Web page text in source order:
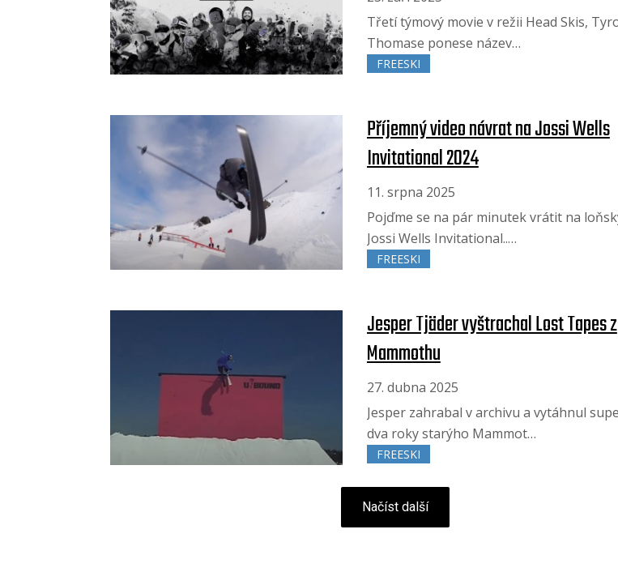
Třetí týmový movie v režii Head Skis,
Thomase ponese název…
FREESKI
Příjemný video návrat na Jossi Wells
Invitational 2024
11. srpna 2025
Pojďme se na pár minutek vrátit na
Jossi Wells Invitational..…
FREESKI
Jesper Tjäder vyštrachal Lost Tapes z
Mammothu
27. dubna 2025
Jesper zahrabal v archivu a vytáhnul
dva roky starýho Mammot…
FREESKI
Načíst další